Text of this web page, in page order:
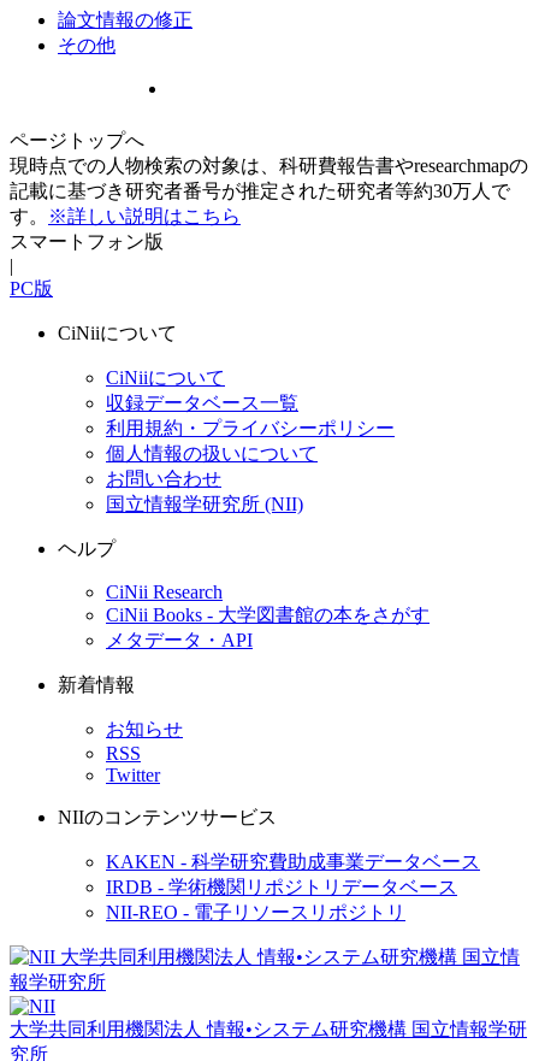
論文情報の修正
その他
ページトップへ
現時点での人物検索の対象は、科研費報告書やresearchmapの
記載に基づき研究者番号が推定された研究者等約30万人で
す。
※詳しい説明はこちら
スマートフォン版
|
PC版
CiNiiについて
CiNiiについて
収録データベース一覧
利用規約・プライバシーポリシー
個人情報の扱いについて
お問い合わせ
国立情報学研究所 (NII)
ヘルプ
CiNii Research
CiNii Books - 大学図書館の本をさがす
メタデータ・API
新着情報
お知らせ
RSS
Twitter
NIIのコンテンツサービス
KAKEN - 科学研究費助成事業データベース
IRDB - 学術機関リポジトリデータベース
NII-REO - 電子リソースリポジトリ
大学共同利用機関法人 情報•システム研究機構 国立情報学研
究所